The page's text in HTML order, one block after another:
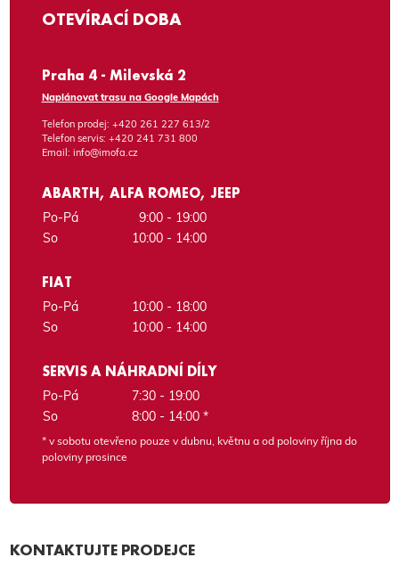
OTEVÍRACÍ DOBA
Praha 4 - Milevská 2
Naplánovat trasu na Google Mapách
Telefon prodej: +420 261 227 613/2
Telefon servis: +420 241 731 800
Email: info@imofa.cz
ABARTH, ALFA ROMEO, JEEP
Po-Pá
9:00 - 19:00
So
10:00 - 14:00
FIAT
Po-Pá
10:00 - 18:00
So
10:00 - 14:00
SERVIS A NÁHRADNÍ DÍLY
Po-Pá
7:30 - 19:00
So
8:00 - 14:00 *
* v sobotu otevřeno pouze v dubnu, květnu a od poloviny října do
poloviny prosince
KONTAKTUJTE PRODEJCE